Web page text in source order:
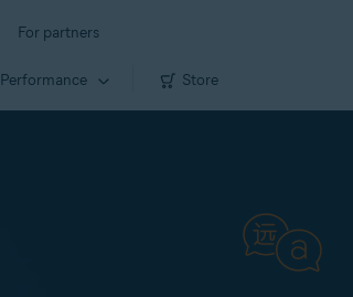
For partners
Performance Store